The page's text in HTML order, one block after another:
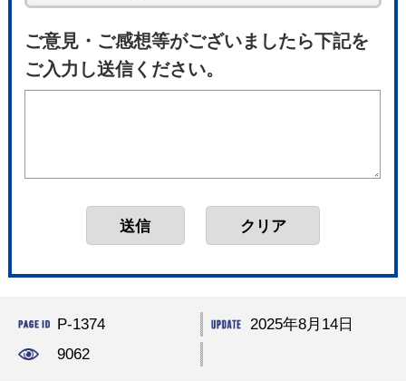
ご意見・ご感想等がございましたら下記を
ご入力し送信ください。
P-1374
2025年8月14日
9062